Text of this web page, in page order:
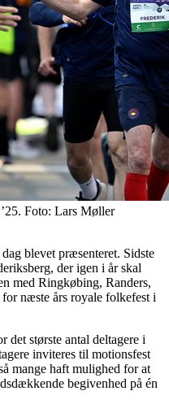
Foto: Lars Møller
blevet præsenteret. Sidste
der igen i år skal
med Ringkøbing, Randers,
næste års royale folkefest i
største antal deltagere i
inviteres til motionsfest
mange haft mulighed for at
begivenhed på én